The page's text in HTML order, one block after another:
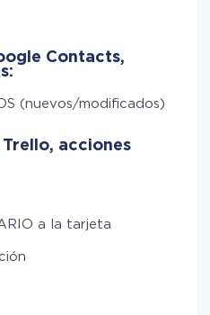
Contacts,
(nuevos/modificados)
acciones
a la tarjeta